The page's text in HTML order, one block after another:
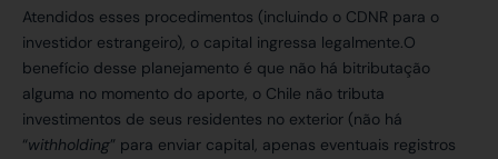
Atendidos esses procedimentos (incluindo o CDNR para o
investidor estrangeiro), o capital ingressa legalmente.O
benefício desse planejamento é que não há bitributação
alguma no momento do aporte, o Chile não tributa
investimentos de seus residentes no exterior (não há
“withholding” para enviar capital, apenas eventuais registros